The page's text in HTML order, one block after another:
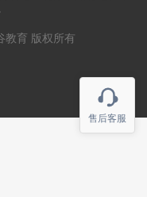
教育 版权所有
售后客服